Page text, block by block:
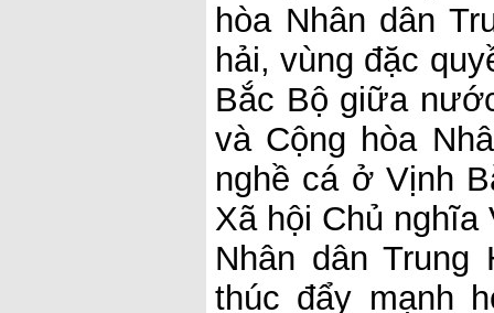
hòa Nhân dân
hải, vùng đặc
Bắc Bộ giữa
và Cộng hòa
nghề cá ở Vịnh
Xã hội Chủ
Nhân dân
thúc đẩy mạnh